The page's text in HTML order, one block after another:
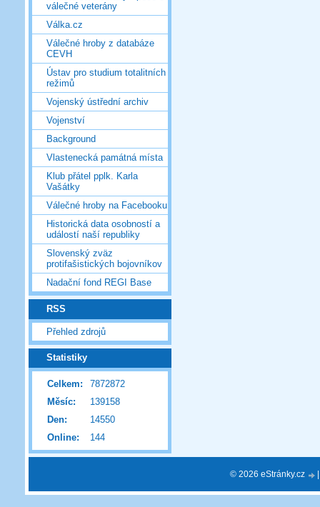
válečné veterány
Válka.cz
Válečné hroby z databáze
CEVH
Ústav pro studium totalitních
režimů
Vojenský ústřední archiv
Vojenství
Background
Vlastenecká památná místa
Klub přátel pplk. Karla
Vašátky
Válečné hroby na Facebooku
Historická data osobností a
událostí naší republiky
Slovenský zväz
protifašistických bojovníkov
Nadační fond REGI Base
RSS
Přehled zdrojů
Statistiky
Online: 144
Celkem:
7872872
Měsíc:
139158
Den:
14550
© 2026 eStránky.cz